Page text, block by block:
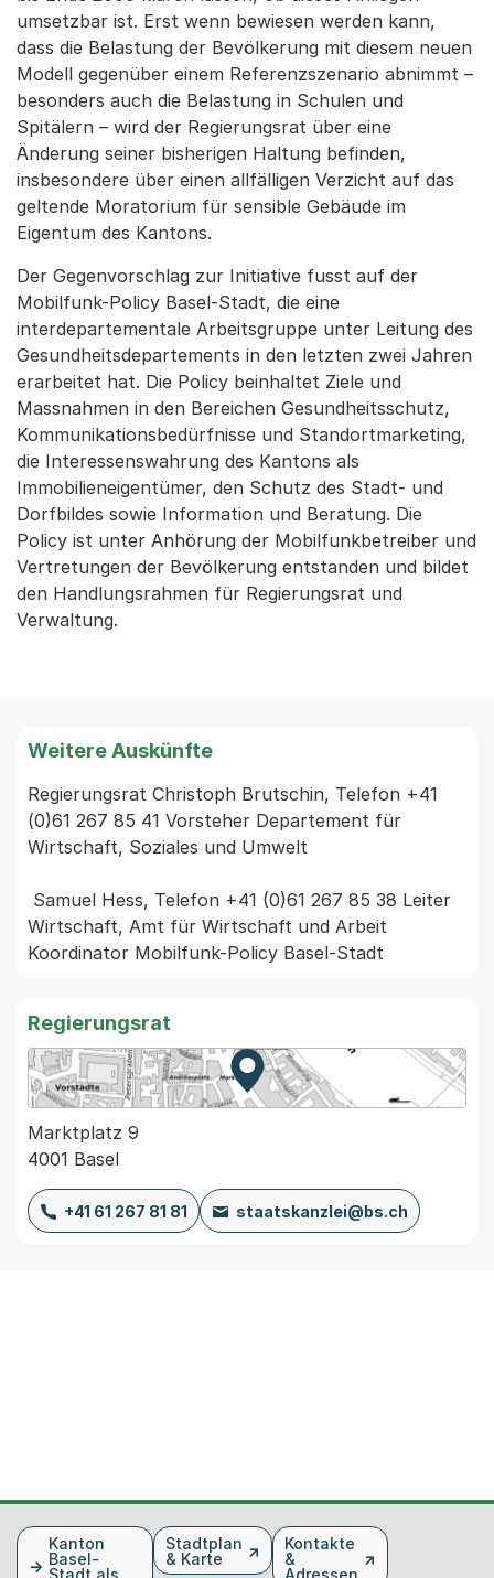
umsetzbar ist. Erst wenn bewiesen werden kann,
dass die Belastung der Bevölkerung mit diesem neuen
Modell gegenüber einem Referenzszenario abnimmt –
besonders auch die Belastung in Schulen und
Spitälern – wird der Regierungsrat über eine
Änderung seiner bisherigen Haltung befinden,
insbesondere über einen allfälligen Verzicht auf das
geltende Moratorium für sensible Gebäude im
Eigentum des Kantons.
Der Gegenvorschlag zur Initiative fusst auf der
Mobilfunk-Policy Basel-Stadt, die eine
interdepartementale Arbeitsgruppe unter Leitung des
Gesundheitsdepartements in den letzten zwei Jahren
erarbeitet hat. Die Policy beinhaltet Ziele und
Massnahmen in den Bereichen Gesundheitsschutz,
Kommunikationsbedürfnisse und Standortmarketing,
die Interessenswahrung des Kantons als
Immobilieneigentümer, den Schutz des Stadt- und
Dorfbildes sowie Information und Beratung. Die
Policy ist unter Anhörung der Mobilfunkbetreiber und
Vertretungen der Bevölkerung entstanden und bildet
den Handlungsrahmen für Regierungsrat und
Verwaltung.
Weitere Auskünfte
Regierungsrat Christoph Brutschin, Telefon +41
(0)61 267 85 41 Vorsteher Departement für
Wirtschaft, Soziales und Umwelt
Wirtschaft, Amt für Wirtschaft und Arbeit
Koordinator Mobilfunk-Policy Basel-Stadt
Regierungsrat
Zur Karte von MapBS.
Externer Link, wird in einem
Marktplatz 9
4001 Basel
+41 61 267 81 81 staatskanzlei@bs.ch
FusszeileKanton
Basel-
Stadt als
Stadtplan
& Karte
Kontakte
&
Adressen